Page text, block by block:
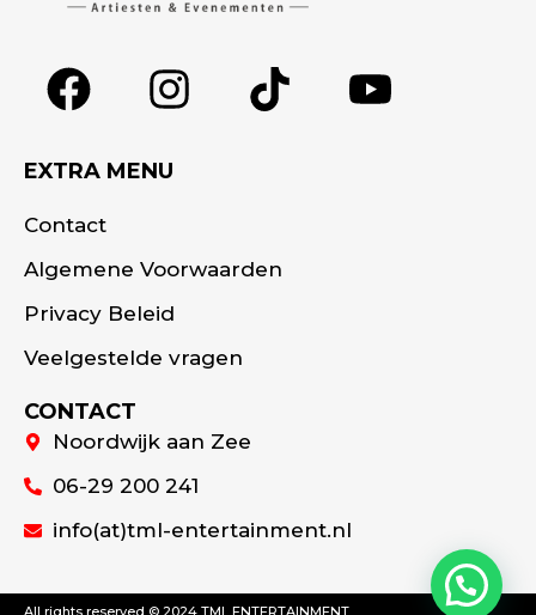
EXTRA MENU
Contact
Algemene Voorwaarden
Privacy Beleid
Veelgestelde vragen
CONTACT
Noordwijk aan Zee
06-29 200 241
info(at)tml-entertainment.nl
All rights reserved © 2024 TML ENTERTAINMENT